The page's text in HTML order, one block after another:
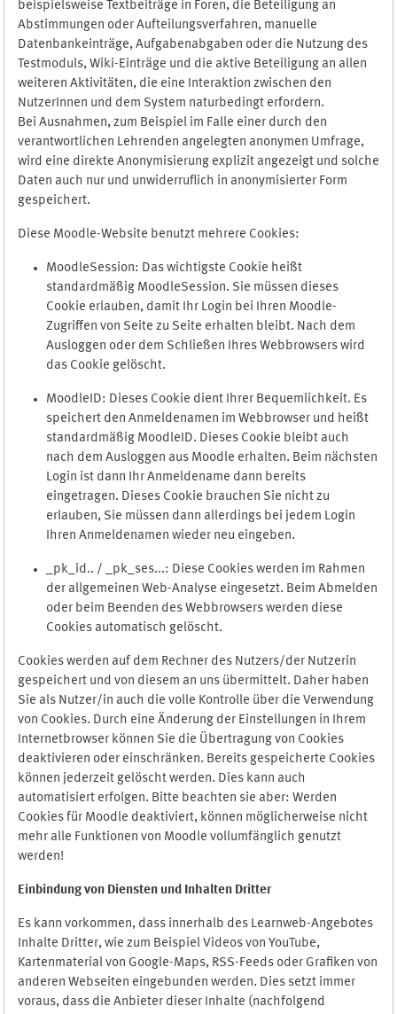
beispielsweise Textbeiträge in Foren, die Beteiligung an
Abstimmungen oder Aufteilungsverfahren, manuelle
Datenbankeinträge, Aufgabenabgaben oder die Nutzung des
Testmoduls, Wiki-Einträge und die aktive Beteiligung an allen
weiteren Aktivitäten, die eine Interaktion zwischen den
NutzerInnen und dem System naturbedingt erfordern.
Bei Ausnahmen, zum Beispiel im Falle einer durch den
verantwortlichen Lehrenden angelegten anonymen Umfrage,
wird eine direkte Anonymisierung explizit angezeigt und solche
Daten auch nur und unwiderruflich in anonymisierter Form
gespeichert.
Diese Moodle-Website benutzt mehrere Cookies:
MoodleSession: Das wichtigste Cookie heißt
standardmäßig MoodleSession. Sie müssen dieses
Cookie erlauben, damit Ihr Login bei Ihren Moodle-
Zugriffen von Seite zu Seite erhalten bleibt. Nach dem
Ausloggen oder dem Schließen Ihres Webbrowsers wird
das Cookie gelöscht.
MoodleID: Dieses Cookie dient Ihrer Bequemlichkeit. Es
speichert den Anmeldenamen im Webbrowser und heißt
standardmäßig MoodleID. Dieses Cookie bleibt auch
nach dem Ausloggen aus Moodle erhalten. Beim nächsten
Login ist dann Ihr Anmeldename dann bereits
eingetragen. Dieses Cookie brauchen Sie nicht zu
erlauben, Sie müssen dann allerdings bei jedem Login
Ihren Anmeldenamen wieder neu eingeben.
_pk_id.. / _pk_ses...: Diese Cookies werden im Rahmen
der allgemeinen Web-Analyse eingesetzt. Beim Abmelden
oder beim Beenden des Webbrowsers werden diese
Cookies automatisch gelöscht.
Cookies werden auf dem Rechner des Nutzers/der Nutzerin
gespeichert und von diesem an uns übermittelt. Daher haben
Sie als Nutzer/in auch die volle Kontrolle über die Verwendung
von Cookies. Durch eine Änderung der Einstellungen in Ihrem
Internetbrowser können Sie die Übertragung von Cookies
deaktivieren oder einschränken. Bereits gespeicherte Cookies
können jederzeit gelöscht werden. Dies kann auch
automatisiert erfolgen. Bitte beachten sie aber: Werden
Cookies für Moodle deaktiviert, können möglicherweise nicht
mehr alle Funktionen von Moodle vollumfänglich genutzt
werden!
Einbindung von Diensten und Inhalten Dritter
Es kann vorkommen, dass innerhalb des Learnweb-Angebotes
Inhalte Dritter, wie zum Beispiel Videos von YouTube,
Kartenmaterial von Google-Maps, RSS-Feeds oder Grafiken von
anderen Webseiten eingebunden werden. Dies setzt immer
voraus, dass die Anbieter dieser Inhalte (nachfolgend